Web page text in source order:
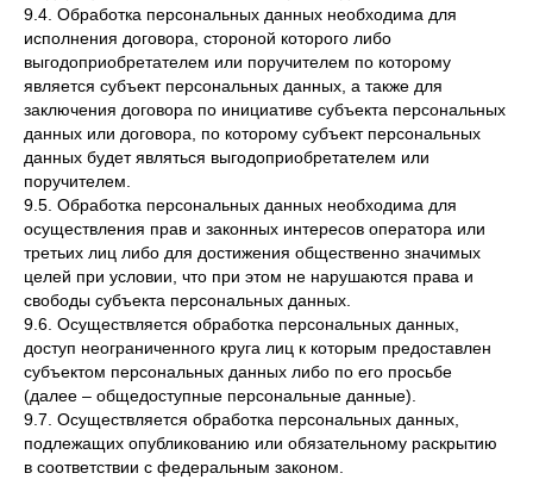
9.4. Обработка персональных данных необходима для
исполнения договора, стороной которого либо
выгодоприобретателем или поручителем по которому
является субъект персональных данных, а также для
заключения договора по инициативе субъекта персональных
данных или договора, по которому субъект персональных
данных будет являться выгодоприобретателем или
поручителем.
9.5. Обработка персональных данных необходима для
осуществления прав и законных интересов оператора или
третьих лиц либо для достижения общественно значимых
целей при условии, что при этом не нарушаются права и
свободы субъекта персональных данных.
9.6. Осуществляется обработка персональных данных,
доступ неограниченного круга лиц к которым предоставлен
субъектом персональных данных либо по его просьбе
(далее – общедоступные персональные данные).
9.7. Осуществляется обработка персональных данных,
подлежащих опубликованию или обязательному раскрытию
в соответствии с федеральным законом.